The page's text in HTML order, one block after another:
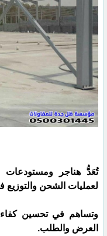
تُعَدُّ هناجر ومستودعات
لعمليات الشحن والتوزيع
وتساهم في تحسين
العرض والطلب.